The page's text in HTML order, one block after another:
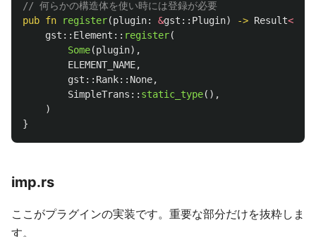
// 何らかの構造体を使い時には登録が必要
pub fn register(plugin: &gst :: Plugin) -> Result<
gst :: Element :: register(
Some(plugin),
ELEMENT_NAME,
gst :: Rank:: None,
SimpleTrans :: static_type(),
)
}
imp.rs
ここがプラグインの実装です。重要な部分だけを抜粋しま
す。